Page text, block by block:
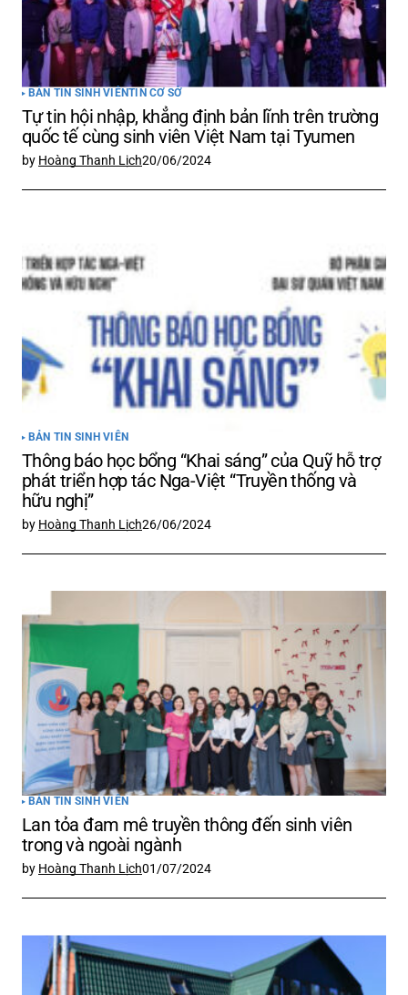
BẢN TIN SINH VIÊNTIN CƠ SỞ
Tự tin hội nhập, khẳng định bản lĩnh trên trường
quốc tế cùng sinh viên Việt Nam tại Tyumen
by Hoàng Thanh Lịch20/06/2024
BẢN TIN SINH VIÊN
Thông báo học bổng “Khai sáng” của Quỹ hỗ trợ
phát triển hợp tác Nga-Việt “Truyền thống và
hữu nghị”
by Hoàng Thanh Lịch26/06/2024
BẢN TIN SINH VIÊN
Lan tỏa đam mê truyền thông đến sinh viên
trong và ngoài ngành
by Hoàng Thanh Lịch01/07/2024